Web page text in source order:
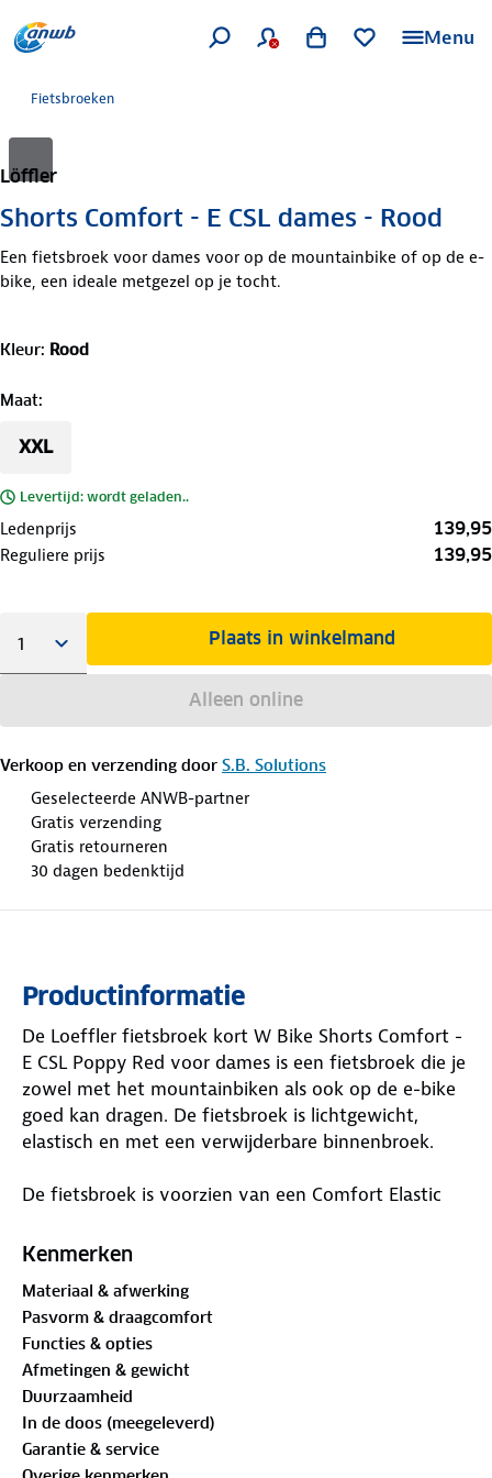
Menu
Fietsbroeken
Löffler
Shorts Comfort - E CSL dames - Rood
Een fietsbroek voor dames voor op de mountainbike of op de e-
bike, een ideale metgezel op je tocht.
Kleur: Rood
Maat:
XXL
Levertijd: wordt geladen..
Ledenprijs 139,95
Reguliere prijs 139,95
Plaats in winkelmand
Alleen online
Verkoop en verzending door S.B. Solutions
Geselecteerde ANWB-partner
Gratis verzending
Gratis retourneren
30 dagen bedenktijd
Productinformatie
De Loeffler fietsbroek kort W Bike Shorts Comfort -
E CSL Poppy Red voor dames is een fietsbroek die je
zowel met het mountainbiken als ook op de e-bike
goed kan dragen. De fietsbroek is lichtgewicht,
elastisch en met een verwijderbare binnenbroek.
De fietsbroek is voorzien van een Comfort Elastic
aangenaam zitcomfort welke ergonomisch
dichtheid van 80 kg/m3) De zeem is elastisch en
flexibel, aangenaam ademend en sneldrogend,
gemaakt van duurzaam compact schuim met zeer
goede dempingseigenschappen. Door gebruik te
maken van verschillende schuimzones zorgt dit voor
een ideale drukverdeling. Hiermee heb je zowel in
een rechtopstaande als compacte zithouding een
Kenmerken
Materiaal & afwerking
Pasvorm & draagcomfort
Functies & opties
Afmetingen & gewicht
Duurzaamheid
In de doos (meegeleverd)
Garantie & service